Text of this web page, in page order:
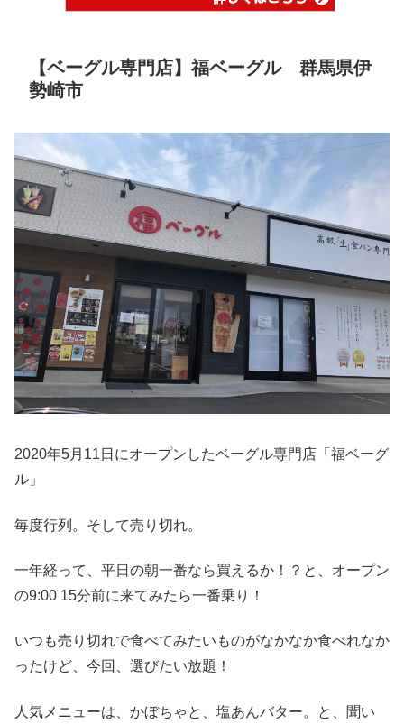
【ベーグル専門店】福ベーグル 群馬県伊
勢崎市
2020年5月11日にオープンしたベーグル専門店「福ベーグ
ル」
毎度行列。そして売り切れ。
一年経って、平日の朝一番なら買えるか！？と、オープン
の9:00 15分前に来てみたら一番乗り！
いつも売り切れで食べてみたいものがなかなか食べれなか
ったけど、今回、選びたい放題！
人気メニューは、かぼちゃと、塩あんバター。と、聞い